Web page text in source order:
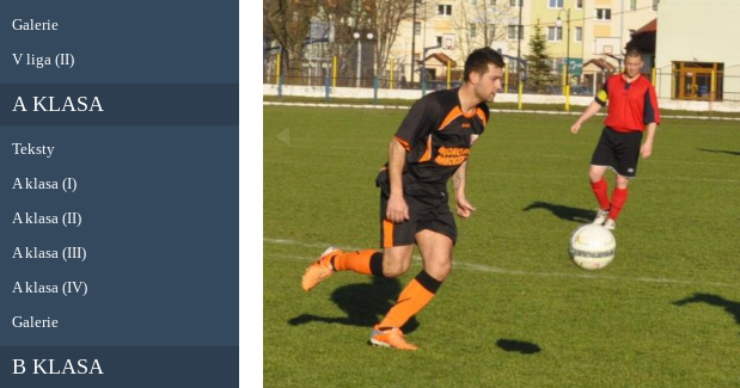
Galerie
V liga (II)
A KLASA
Teksty
A klasa (I)
A klasa (II)
A klasa (III)
A klasa (IV)
Galerie
B KLASA